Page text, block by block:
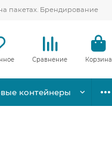
пакетах. Брендирование
Сравнение Корзина
контейнеры